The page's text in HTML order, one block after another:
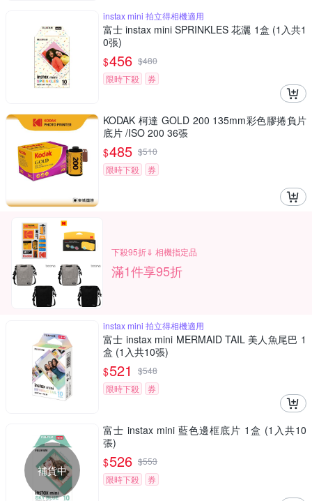
instax mini 拍立得相機適用
富士 instax mini SPRINKLES 花灑 1盒 (1入共1
0張)
$456 $480
限時下殺
券
KODAK 柯達 GOLD 200 135mm彩色膠捲負片
底片 /ISO 200 36張
$485 $510
限時下殺
券
下殺95折⇓ 相機指定品
滿1件享95折
instax mini 拍立得相機適用
富士 instax mini MERMAID TAIL 美人魚尾巴 1
盒 (1入共10張)
$521 $548
限時下殺
券
補貨中
富士 instax mini 藍色邊框底片 1盒 (1入共10
張)
$526 $553
限時下殺
券